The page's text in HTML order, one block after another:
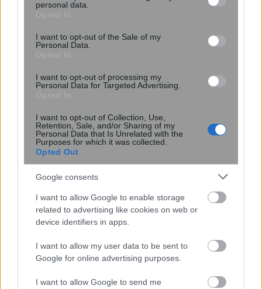
grant or deny consent to Google and its third-party tags to
consent section.
personal data.
I want to opt-out of the Sale of my
Personal Data.
I want to opt-out of processing my
Personal Data for Targeted Advertising.
I want to opt-out of Collection, Use,
Retention, Sale, and/or Sharing of my
Personal Data that Is Unrelated with the
Purposes for which it was collected.
Opted Out
Google consents
I want to allow Google to enable storage
related to advertising like cookies on web or
device identifiers in apps.
I want to allow my user data to be sent to
Google for online advertising purposes.
I want to allow Google to send me
, 21 Ιουλίου 2025 ||